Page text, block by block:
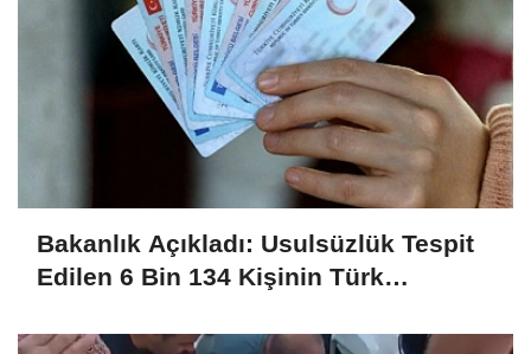
Bakanlık Açıkladı: Usulsüzlük Tespit
Edilen 6 Bin 134 Kişinin Türk